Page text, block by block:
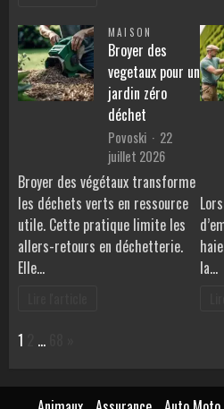
MAISON
Broyer des
vegetaux pour un
jardin zéro
déchet
Povoski
22
juillet 2026
Broyer des végétaux transforme
les déchets verts en ressource
utile. Cette pratique limite les
allers-retours en déchetterie.
Elle…
la…
Page:
1 …